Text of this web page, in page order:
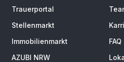
Trauerportal
Stellenmarkt
Immobilienmarkt
AZUBI NRW
FAQ